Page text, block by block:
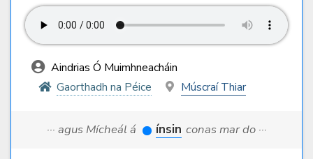
Aindrias Ó Muimhneacháin
Gaorthadh na Péice
Múscraí Thiar
··· agus Mícheál á ínsin conas mar do ···